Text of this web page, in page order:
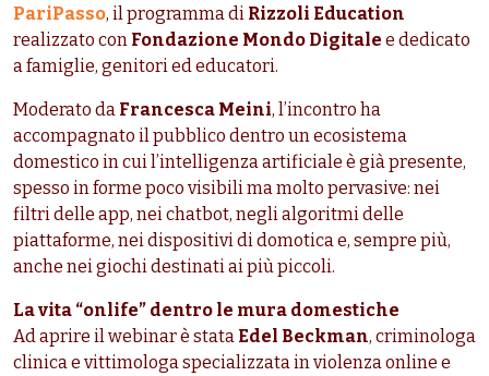
PariPasso, il programma di Rizzoli Education
realizzato con Fondazione Mondo Digitale e dedicato
a famiglie, genitori ed educatori.
Moderato da Francesca Meini, l’incontro ha
accompagnato il pubblico dentro un ecosistema
domestico in cui l’intelligenza artificiale è già presente,
spesso in forme poco visibili ma molto pervasive: nei
filtri delle app, nei chatbot, negli algoritmi delle
piattaforme, nei dispositivi di domotica e, sempre più,
anche nei giochi destinati ai più piccoli.
La vita “onlife” dentro le mura domestiche
Ad aprire il webinar è stata Edel Beckman, criminologa
clinica e vittimologa specializzata in violenza online e